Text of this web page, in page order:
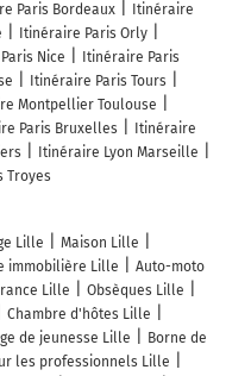
Paris Bordeaux
Itinéraire
Itinéraire Paris Orly
Nice
Itinéraire Paris
Itinéraire Paris Tours
Montpellier Toulouse
Paris Bruxelles
Itinéraire
Itinéraire Lyon Marseille
Troyes
Lille
Maison Lille
immobilière Lille
Auto-moto
Lille
Obsèques Lille
Chambre d'hôtes Lille
de jeunesse Lille
Borne de
les professionnels Lille